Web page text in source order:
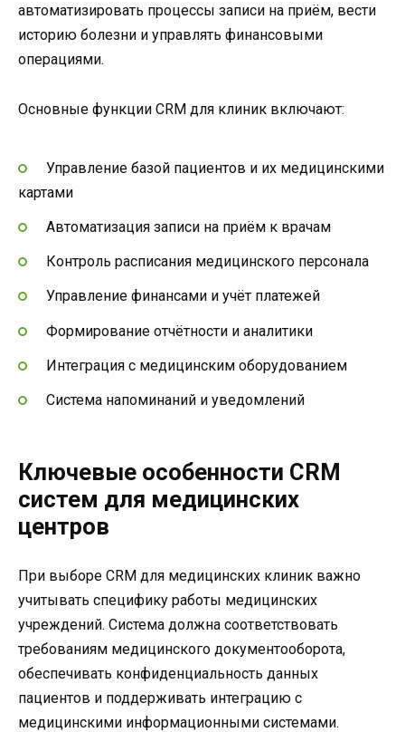
автоматизировать процессы записи на приём, вести
историю болезни и управлять финансовыми
операциями.
Основные функции CRM для клиник включают:
Управление базой пациентов и их медицинскими
картами
Автоматизация записи на приём к врачам
Контроль расписания медицинского персонала
Управление финансами и учёт платежей
Формирование отчётности и аналитики
Интеграция с медицинским оборудованием
Система напоминаний и уведомлений
Ключевые особенности CRM
систем для медицинских
центров
При выборе CRM для медицинских клиник важно
учитывать специфику работы медицинских
учреждений. Система должна соответствовать
требованиям медицинского документооборота,
обеспечивать конфиденциальность данных
пациентов и поддерживать интеграцию с
медицинскими информационными системами.